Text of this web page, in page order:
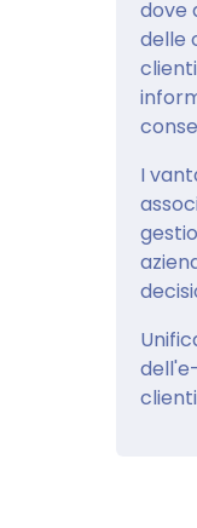
dove
delle
I